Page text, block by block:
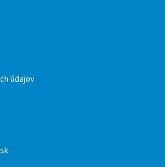
údajov